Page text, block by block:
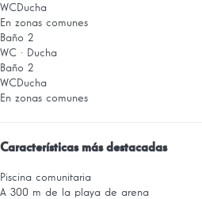
WCDucha
En zonas comunes
Baño 2
WC · Ducha
Baño 2
WCDucha
En zonas comunes
Características más destacadas
Piscina comunitaria
A 300 m de la playa de arena